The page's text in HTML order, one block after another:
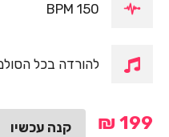
150 BPM
להורדה בכל
₪ 199 קנה עכשיו